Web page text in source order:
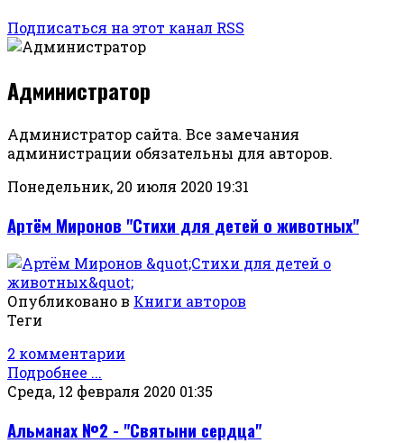
Подписаться на этот канал RSS
Администратор
Администратор сайта. Все замечания
администрации обязательны для авторов.
Понедельник, 20 июля 2020 19:31
Артём Миронов "Стихи для детей о животных"
Опубликовано в Книги авторов
Теги
2 комментарии
Подробнее ...
Среда, 12 февраля 2020 01:35
Альманах №2 - "Святыни сердца"